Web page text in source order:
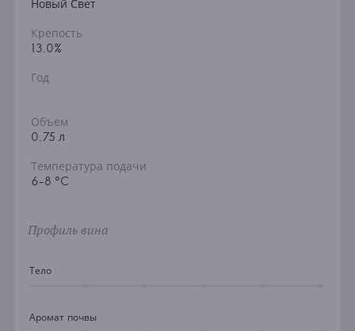
Новый Свет
Крепость
13.0%
Год
Объем
0.75 л
Температура подачи
6-8 °C
Профиль вина
Тело
Аромат почвы